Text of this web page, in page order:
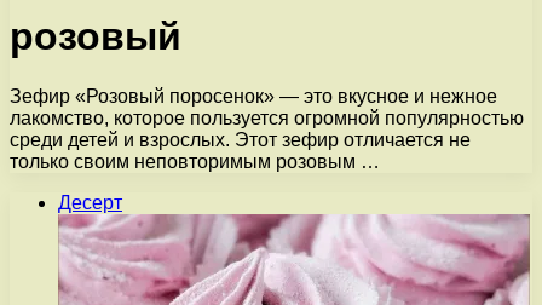
розовый
Зефир «Розовый поросенок» — это вкусное и нежное
лакомство, которое пользуется огромной популярностью
среди детей и взрослых. Этот зефир отличается не
только своим неповторимым розовым …
Десерт